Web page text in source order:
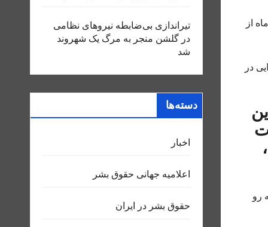
از
در
رو
تیراندازی بی‌ضابطه نیروهای نظامی
در گلشن منجر به مرگ یک شهروند
شد
دسته‌ها
اخبار
اعلاميه جهانی حقوق بشر
حقوق بشر در ایران